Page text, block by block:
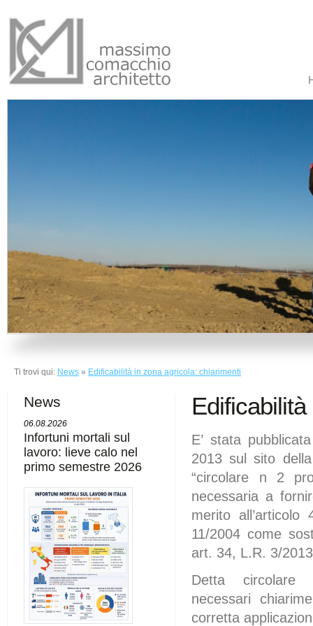
Ti trovi qui: News » Edificabilità in zona agricola: chiarimenti
News
06.08.2026
Infortuni mortali sul
lavoro: lieve calo nel
primo semestre 2026
E’ stata
2013 sul sito
“circolare n 2
necessaria a
merito
11/2004 come
art. 34, L.R. 3/2013
Detta
necessari
corretta